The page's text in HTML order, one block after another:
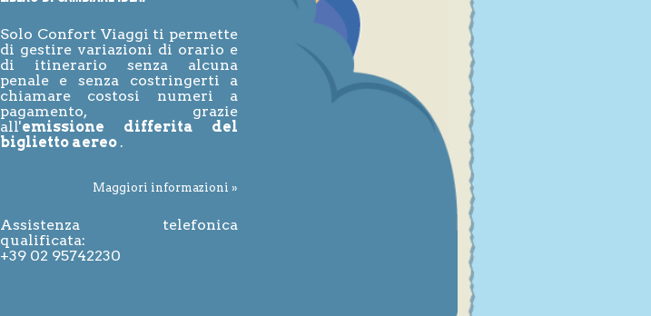
Solo Confort Viaggi ti permette
di gestire variazioni di orario e
di itinerario senza alcuna
penale e senza costringerti a
chiamare costosi numeri a
pagamento, grazie
all'emissione differita del
biglietto aereo .
Maggiori informazioni »
Assistenza telefonica
qualificata:
+39 02 95742230